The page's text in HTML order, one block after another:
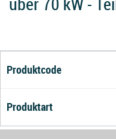
Produktcode
Produktart